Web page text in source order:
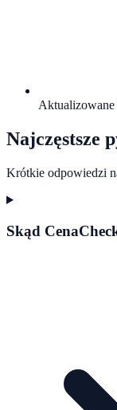
Najczęstsze
Krótkie odpowiedzi
Skąd